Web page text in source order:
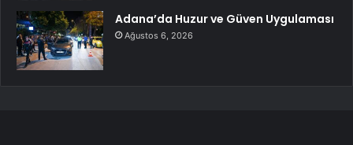
Adana’da Huzur ve Güven Uygulaması
Ağustos 6, 2026